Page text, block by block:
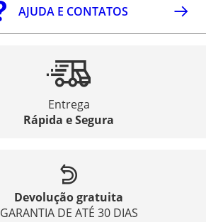
AJUDA E CONTATOS
Entrega
Rápida e Segura
Devolução gratuita
GARANTIA DE ATÉ 30 DIAS